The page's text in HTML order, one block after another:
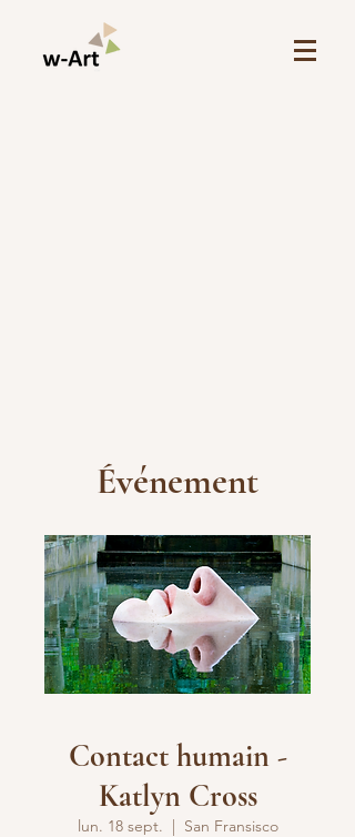
Événement
Contact humain -
Katlyn Cross
lun. 18 sept.
  |
San Fransisco